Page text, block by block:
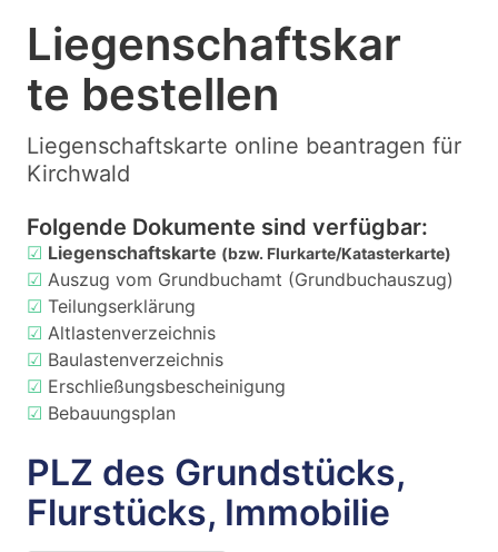
Liegenschaftskar
te bestellen
Liegenschaftskarte online beantragen für
Kirchwald
Folgende Dokumente sind verfügbar:
☑ Liegenschaftskarte (bzw. Flurkarte/Katasterkarte)
☑ Auszug vom Grundbuchamt (Grundbuchauszug)
☑ Teilungserklärung
☑ Altlastenverzeichnis
☑ Baulastenverzeichnis
☑ Erschließungsbescheinigung
☑ Bebauungsplan
PLZ des Grundstücks,
Flurstücks, Immobilie